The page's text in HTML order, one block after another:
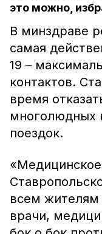
это можно,
В минздраве
самая
19 –
контактов.
время
многолюдных
поездок.
всем жителям
врачи,